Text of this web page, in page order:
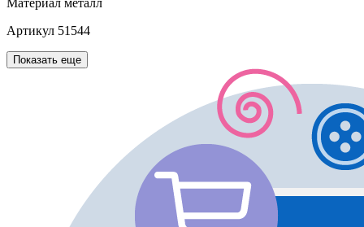
Материал металл
Артикул 51544
Показать еще